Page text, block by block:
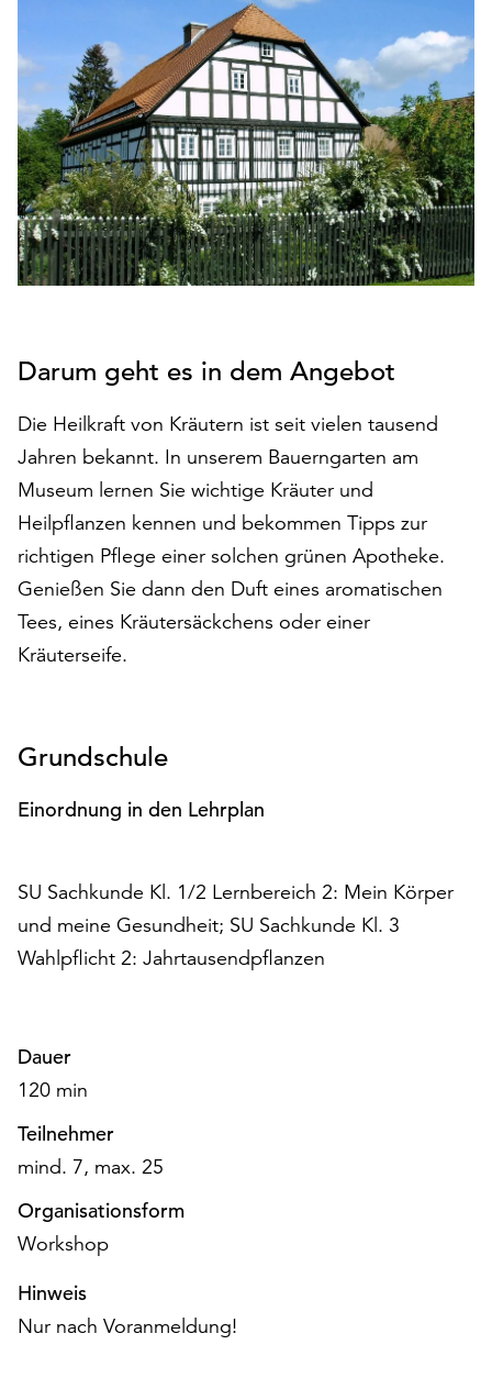
der
Seite
notwendig
sind
(funktionale
Cookies),
sowie
solche,
die
Statistikzwecken
werden.
Klicken
Sie
auf
„Alle
akzeptieren“,
um
alle
Cookies
zu
können
Ihr
jederzeit
widerrufen.
Dafür
steht
Ihnen
der
Seite
die
Schaltfläche
„Cookie-
Einstellungen“
zur
Verfügung.
Funktionale
werden
auch
Darum geht es in dem Angebot
Die Heilkraft von Kräutern ist seit vielen tausend
Jahren bekannt. In unserem Bauerngarten am
Museum lernen Sie wichtige Kräuter und
Heilpflanzen kennen und bekommen Tipps zur
richtigen Pflege einer solchen grünen Apotheke.
Genießen Sie dann den Duft eines aromatischen
Tees, eines Kräutersäckchens oder einer
Kräuterseife.
Grundschule
Einordnung in den Lehrplan
SU Sachkunde Kl. 1/2 Lernbereich 2: Mein Körper
und meine Gesundheit; SU Sachkunde Kl. 3
Wahlpflicht 2: Jahrtausendpflanzen
Dauer
120 min
Teilnehmer
mind. 7, max. 25
Organisationsform
Workshop
Hinweis
Nur nach Voranmeldung!